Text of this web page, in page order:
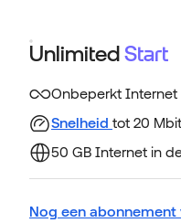
UnlimitedStart
Onbeperkt Internet
Snelheid tot 20
50 GB Internet in
Nog een abonnement